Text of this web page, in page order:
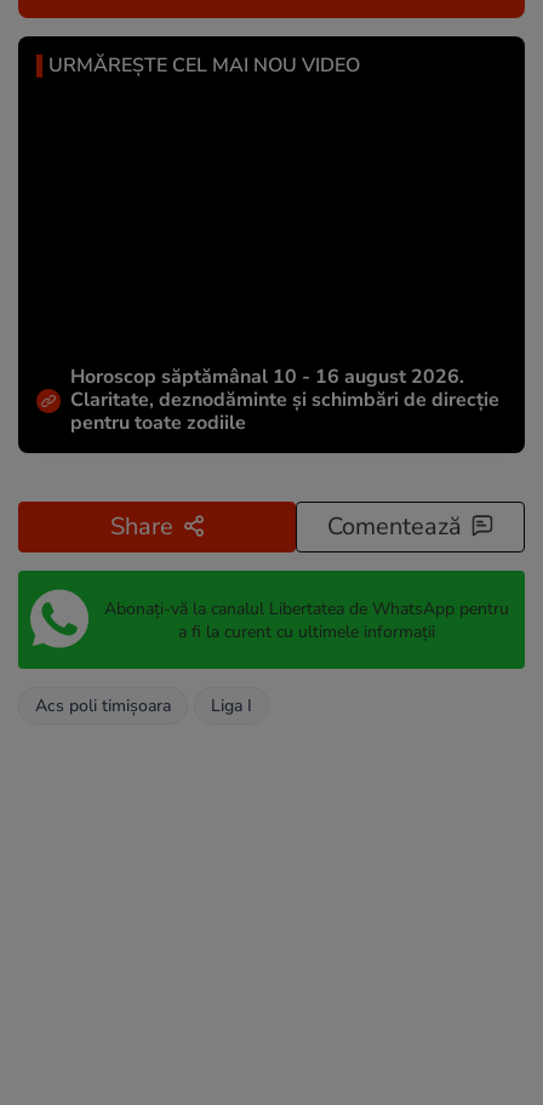
URMĂREȘTE CEL MAI NOU VIDEO
Horoscop săptămânal 10 - 16 august 2026.
Claritate, deznodăminte și schimbări de direcție
pentru toate zodiile
Share Comentează
Abonați-vă la canalul Libertatea de WhatsApp pentru
a fi la curent cu ultimele informații
Acs poli timişoara Liga I